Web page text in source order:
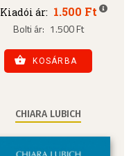
Kiadói ár: 1.500 Ft
Bolti ár: 1.500 Ft
KOSÁRBA
CHIARA LUBICH